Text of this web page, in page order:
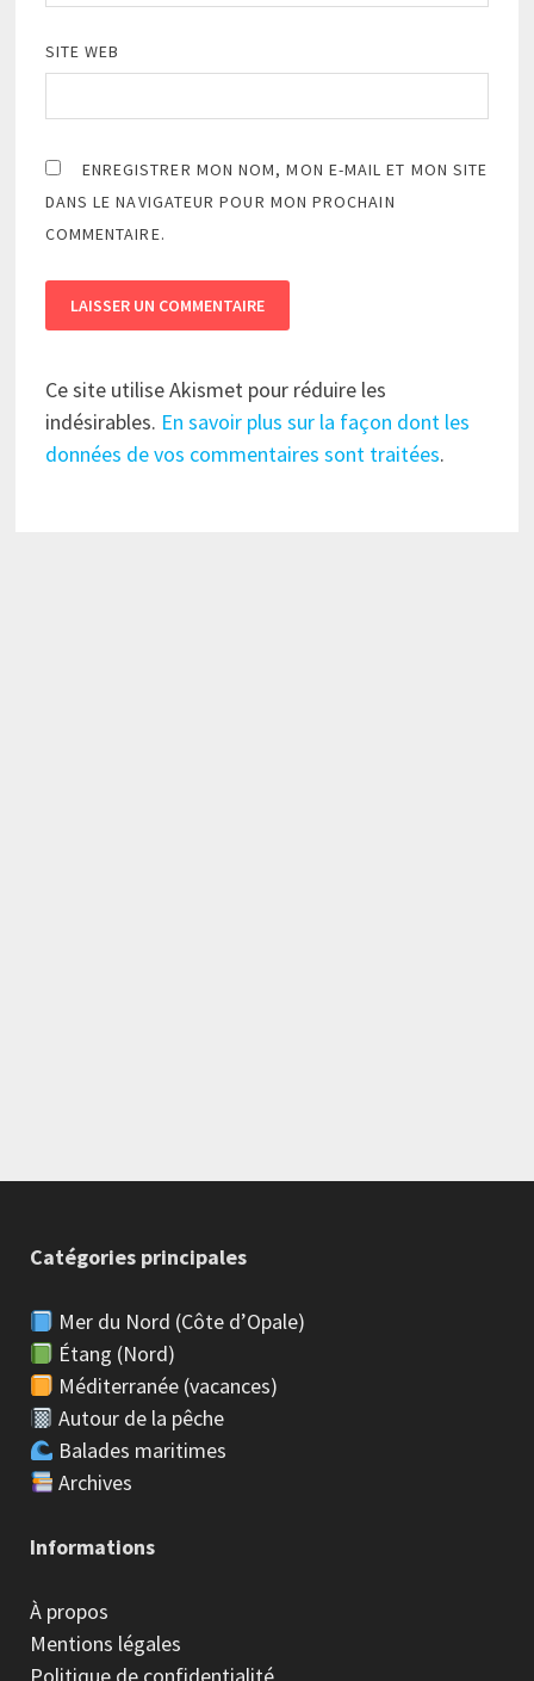
SITE WEB
ENREGISTRER MON NOM, MON E-MAIL ET MON SITE
DANS LE NAVIGATEUR POUR MON PROCHAIN
COMMENTAIRE.
Ce site utilise Akismet pour réduire les
indésirables. En savoir plus sur la façon dont les
données de vos commentaires sont traitées.
Catégories principales
Mer du Nord (Côte d’Opale)
Étang (Nord)
Méditerranée (vacances)
Autour de la pêche
Balades maritimes
Archives
Informations
À propos
Mentions légales